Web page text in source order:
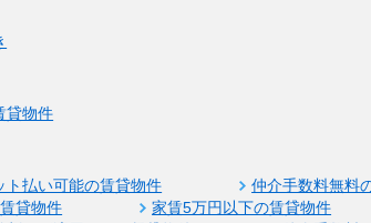
貸物件
ト払い可能の賃貸物件 仲介手数料無料
貸物件
家賃5万円以下の賃貸物件